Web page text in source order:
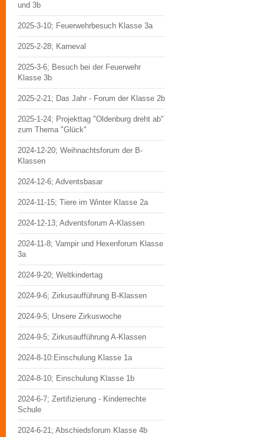
und 3b
2025-3-10; Feuerwehrbesuch Klasse 3a
2025-2-28; Karneval
2025-3-6; Besuch bei der Feuerwehr
Klasse 3b
2025-2-21; Das Jahr - Forum der Klasse 2b
2025-1-24; Projekttag "Oldenburg dreht ab"
zum Thema "Glück"
2024-12-20; Weihnachtsforum der B-
Klassen
2024-12-6; Adventsbasar
2024-11-15; Tiere im Winter Klasse 2a
2024-12-13; Adventsforum A-Klassen
2024-11-8; Vampir und Hexenforum Klasse
3a
2024-9-20; Weltkindertag
2024-9-6; Zirkusaufführung B-Klassen
2024-9-5; Unsere Zirkuswoche
2024-9-5; Zirkusaufführung A-Klassen
2024-8-10:Einschulung Klasse 1a
2024-8-10; Einschulung Klasse 1b
2024-6-7; Zertifizierung - Kinderrechte
Schule
2024-6-21; Abschiedsforum Klasse 4b